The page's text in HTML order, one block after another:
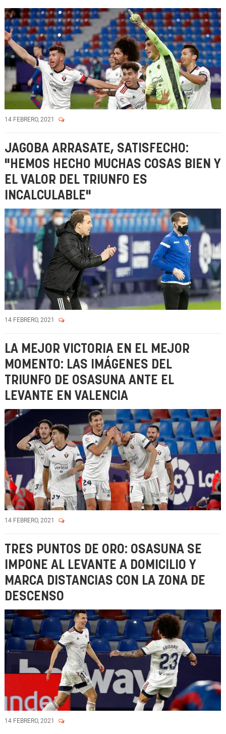
14 FEBRERO, 2021
JAGOBA ARRASATE, SATISFECHO:
"HEMOS HECHO MUCHAS COSAS BIEN Y
EL VALOR DEL TRIUNFO ES
INCALCULABLE"
14 FEBRERO, 2021
LA MEJOR VICTORIA EN EL MEJOR
MOMENTO: LAS IMÁGENES DEL
TRIUNFO DE OSASUNA ANTE EL
LEVANTE EN VALENCIA
14 FEBRERO, 2021
TRES PUNTOS DE ORO: OSASUNA SE
IMPONE AL LEVANTE A DOMICILIO Y
MARCA DISTANCIAS CON LA ZONA DE
DESCENSO
14 FEBRERO, 2021